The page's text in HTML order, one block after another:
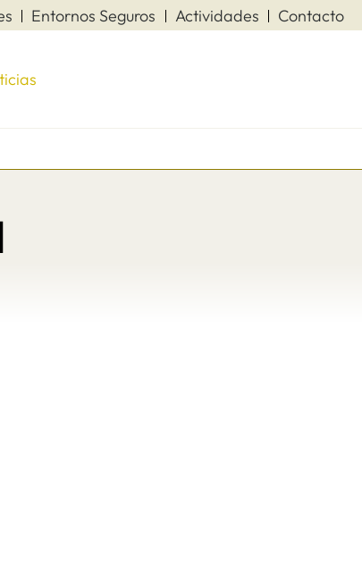
Entornos Seguros Actividades Contacto